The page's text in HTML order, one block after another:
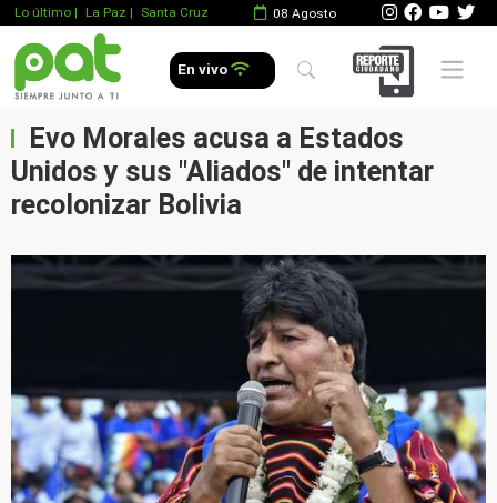
Lo último | La Paz | Santa Cruz 08 Agosto
En vivo Mobile
Evo Morales acusa a Estados
Unidos y sus "Aliados" de intentar
recolonizar Bolivia